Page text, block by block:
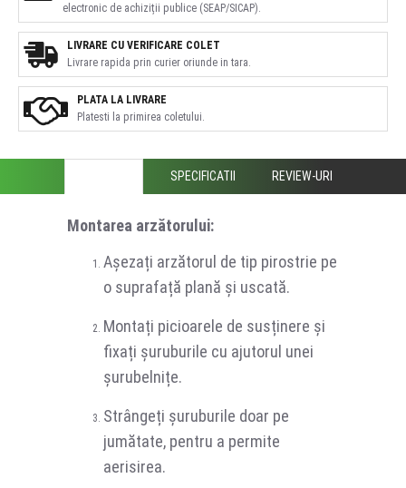
PLATA LA LIVRARE
Platesti la primirea coletului.
LIVRARE CU VERIFICARE COLET
Livrare rapida prin curier oriunde in tara.
electronic de achiziții publice (SEAP/SICAP).
SPECIFICATII REVIEW-URI
Montarea arzătorului:
Așezați arzătorul de tip pirostrie pe
o suprafață plană și uscată.
Montați picioarele de susținere și
fixați șuruburile cu ajutorul unei
șurubelnițe.
Strângeți șuruburile doar pe
jumătate, pentru a permite
aerisirea.